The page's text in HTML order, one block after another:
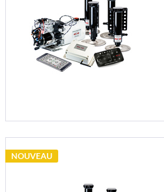
NOUVEAU